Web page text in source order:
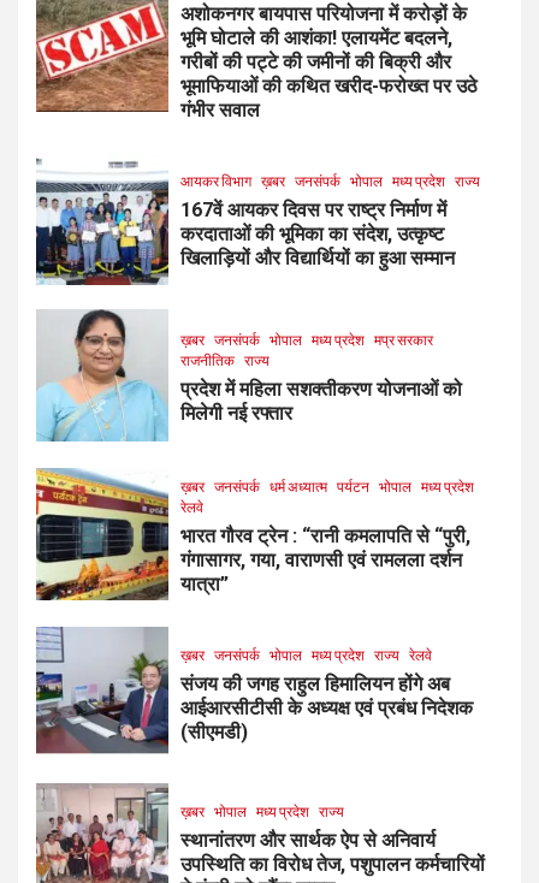
अशोकनगर बायपास परियोजना में करोड़ों के
भूमि घोटाले की आशंका! एलायमेंट बदलने,
गरीबों की पट्टे की जमीनों की बिक्री और
भूमाफियाओं की कथित खरीद-फरोख्त पर उठे
गंभीर सवाल
आयकर विभाग ख़बर जनसंपर्क भोपाल मध्य प्रदेश राज्य
167वें आयकर दिवस पर राष्ट्र निर्माण में
करदाताओं की भूमिका का संदेश, उत्कृष्ट
खिलाड़ियों और विद्यार्थियों का हुआ सम्मान
ख़बर जनसंपर्क भोपाल मध्य प्रदेश मप्र सरकार
राजनीतिक राज्य
प्रदेश में महिला सशक्तीकरण योजनाओं को
मिलेगी नई रफ्तार
ख़बर जनसंपर्क धर्म अध्यात्म पर्यटन भोपाल मध्य प्रदेश
रेलवे
भारत गौरव ट्रेन : “रानी कमलापति से “पुरी,
गंगासागर, गया, वाराणसी एवं रामलला दर्शन
यात्रा”
ख़बर जनसंपर्क भोपाल मध्य प्रदेश राज्य रेलवे
संजय की जगह राहुल हिमालियन होंगे अब
आईआरसीटीसी के अध्यक्ष एवं प्रबंध निदेशक
(सीएमडी)
ख़बर भोपाल मध्य प्रदेश राज्य
स्थानांतरण और सार्थक ऐप से अनिवार्य
उपस्थिति का विरोध तेज, पशुपालन कर्मचारियों